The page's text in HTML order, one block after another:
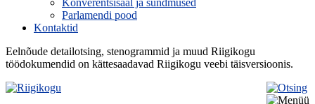
Parlamendi pood
Kontaktid
Eelnõude detailotsing, stenogrammid ja muud Riigikogu
töödokumendid on kättesaadavad Riigikogu veebi täisversioonis.